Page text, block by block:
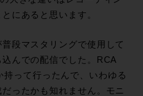
にあると思います。
段マスタリングで使用して
んでの配信でした。RCA
って行ったんで、いわゆる
ったかも知れません。モニ